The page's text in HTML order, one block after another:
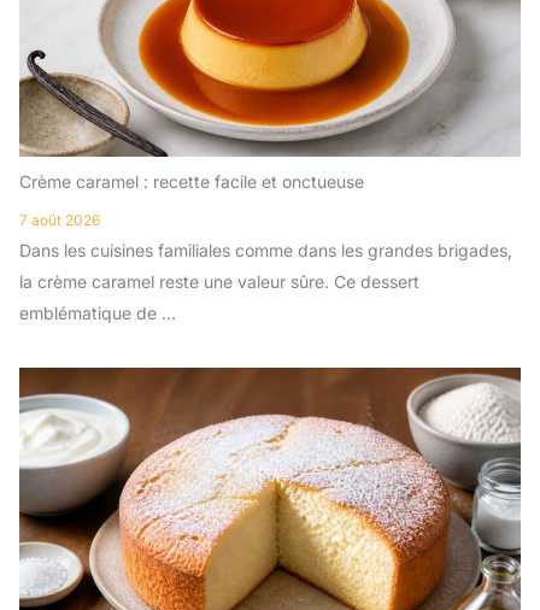
Crème caramel : recette facile et onctueuse
7 août 2026
Dans les cuisines familiales comme dans les grandes brigades,
la crème caramel reste une valeur sûre. Ce dessert
emblématique de ...